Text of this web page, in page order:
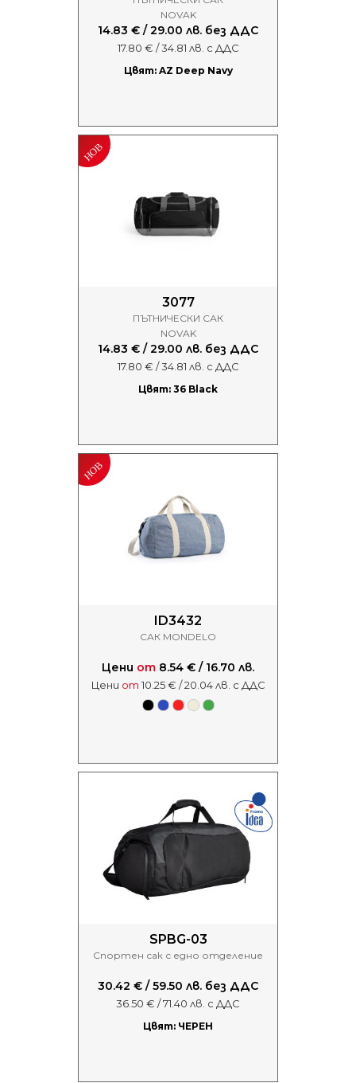
NOVAK
14.83 € / 29.00 лв. без ДДС
17.80 € / 34.81 лв. с ДДС
Цвят: AZ Deep Navy
3077
ПЪТНИЧЕСКИ САК
NOVAK
14.83 € / 29.00 лв. без ДДС
17.80 € / 34.81 лв. с ДДС
Цвят: 36 Black
ID3432
САК MONDELO
Цени от 8.54 € / 16.70 лв.
Цени от 10.25 € / 20.04 лв. с ДДС
SPBG-03
Спортен сак с едно отделение
30.42 € / 59.50 лв. без ДДС
36.50 € / 71.40 лв. с ДДС
Цвят: ЧЕРЕН